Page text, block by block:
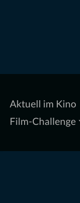
Aktuell im Kino
Film-Challenge